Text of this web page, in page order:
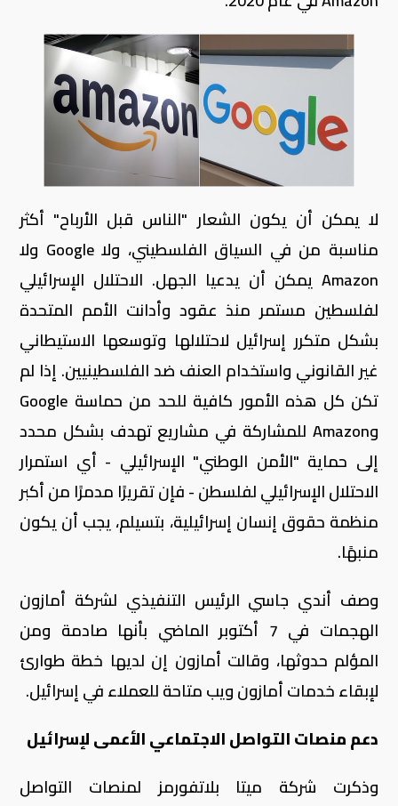
لا يمكن أن يكون الشعار "الناس قبل الأرباح" أكثر
مناسبة من في السياق الفلسطيني، ولا Google ولا
Amazon يمكن أن يدعيا الجهل. الاحتلال الإسرائيلي
لفلسطين مستمر منذ عقود وأدانت الأمم المتحدة
بشكل متكرر إسرائيل لاحتلالها وتوسعها الاستيطاني
غير القانوني واستخدام العنف ضد الفلسطينيين. إذا لم
تكن كل هذه الأمور كافية للحد من حماسة Google
وAmazon للمشاركة في مشاريع تهدف بشكل محدد
إلى حماية "الأمن الوطني" الإسرائيلي - أي استمرار
الاحتلال الإسرائيلي لفلسطن - فإن تقريرًا مدمرًا من أكبر
منظمة حقوق إنسان إسرائيلية، بتسيلم، يجب أن يكون
منبهًا.
وصف أندي جاسي الرئيس التنفيذي لشركة أمازون
الهجمات في 7 أكتوبر الماضي بأنها صادمة ومن
المؤلم حدوثها، وقالت أمازون إن لديها خطة طوارئ
لإبقاء خدمات أمازون ويب متاحة للعملاء في إسرائيل.
دعم منصات التواصل الاجتماعي الأعمى لإسرائيل
وذكرت شركة ميتا بلاتفورمز لمنصات التواصل